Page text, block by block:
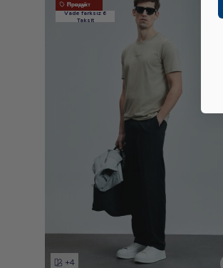
Новый Продукт
Vade farksız 6
Taksit
+4